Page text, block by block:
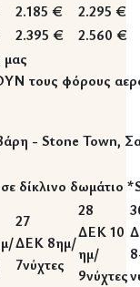
2.185 €
2.295 €
2.395 €
2.560 €
μας
τους φόρους
- Stone Town,
δίκλινο δωμάτιο
27
ΔΕΚ 8ημ/
7νύχτες
28
ΔΕΚ10
ημ/
9νύχτες